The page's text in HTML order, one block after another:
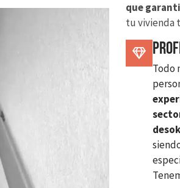
que
tu vivienda
Todo